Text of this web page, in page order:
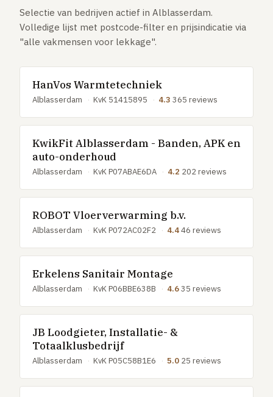
Groepenkast vervangen
Elektra uitbreiden
GRATIS TOOLS
Eerlijke-prijs-checker
Besparingscalculator
Subsidie-checker
Over ons
Inloggen
Selectie van bedrijven actief in Alblasserdam.
Volledige lijst met postcode-filter en prijsindicatie via
"alle vakmensen voor lekkage".
HanVos Warmtetechniek
Alblasserdam · KvK 51415895 · 4.3 365 reviews
KwikFit Alblasserdam - Banden, APK en
auto-onderhoud
Alblasserdam · KvK P07ABAE6DA · 4.2 202 reviews
ROBOT Vloerverwarming b.v.
Alblasserdam · KvK P072AC02F2 · 4.446 reviews
Erkelens Sanitair Montage
Alblasserdam · KvK P06BBE638B · 4.635 reviews
JB Loodgieter, Installatie- &
Totaalklusbedrijf
Alblasserdam · KvK P05C58B1E6 · 5.0 25 reviews